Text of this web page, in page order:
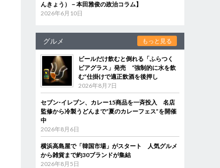
んきょう）－本田雅俊の政治コラム】
2026年6月10日
グルメ もっと見る
ビールだけ飲むと倒れる「ふらつく
ビアグラス」発売 “強制的に水を飲
む”仕掛けで適正飲酒を後押し
2026年8月7日
セブン‐イレブン、カレー15商品を一斉投入 名店
監修から冷製うどんまで“夏のカレーフェス”を開催
中
2026年8月6日
横浜高島屋で「韓国市場」がスタート 人気グルメ
から雑貨まで約30ブランドが集結
2026年8月5日